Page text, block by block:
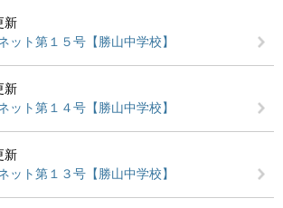
新
ット第１５号【勝山中学校】
新
ット第１４号【勝山中学校】
新
ット第１３号【勝山中学校】